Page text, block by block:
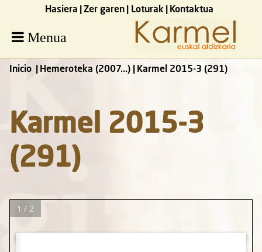
Hasiera Zer garen Loturak Kontaktua
Menua
Inicio Hemeroteka (2007...) Karmel 2015-3 (291)
Karmel 2015-3
(291)
1 / 2